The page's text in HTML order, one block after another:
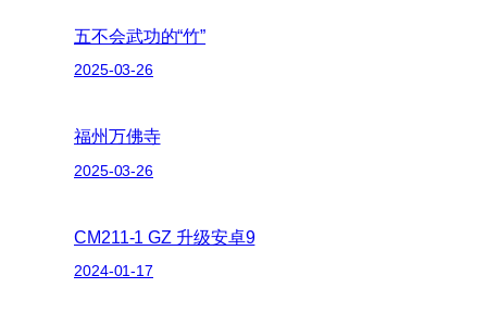
五不会武功的“竹”
2025-03-26
福州万佛寺
2025-03-26
CM211-1 GZ 升级安卓9
2024-01-17